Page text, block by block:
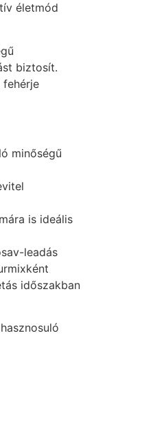
életmód
biztosít.
fehérje
minőségű
is ideális
leadás
időszakban